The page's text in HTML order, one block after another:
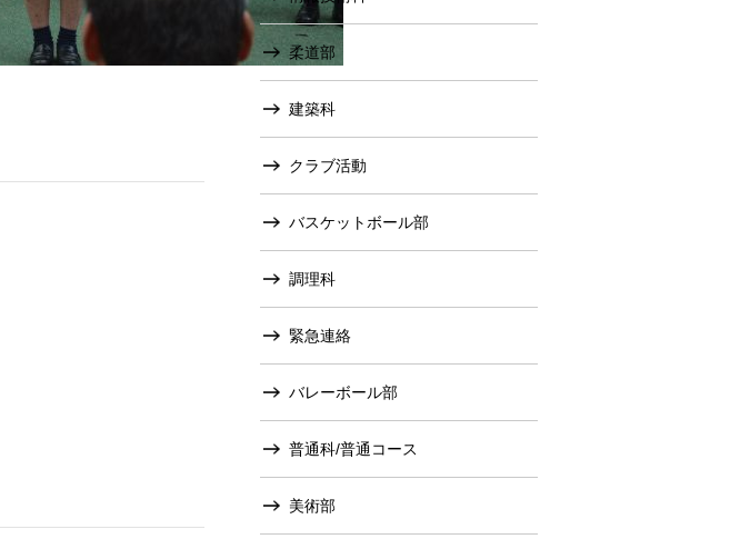
柔道部
建築科
クラブ活動
バスケットボール部
調理科
緊急連絡
バレーボール部
普通科/普通コース
美術部